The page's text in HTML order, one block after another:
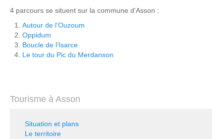
4 parcours se situent sur la commune d'Asson :
Autour de l'Ouzoum
Oppidum
Boucle de l'Isarce
Le tour du Pic du Merdanson
Tourisme à Asson
Situation et plans
Le territoire